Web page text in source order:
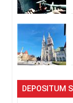
DEPOSITUM